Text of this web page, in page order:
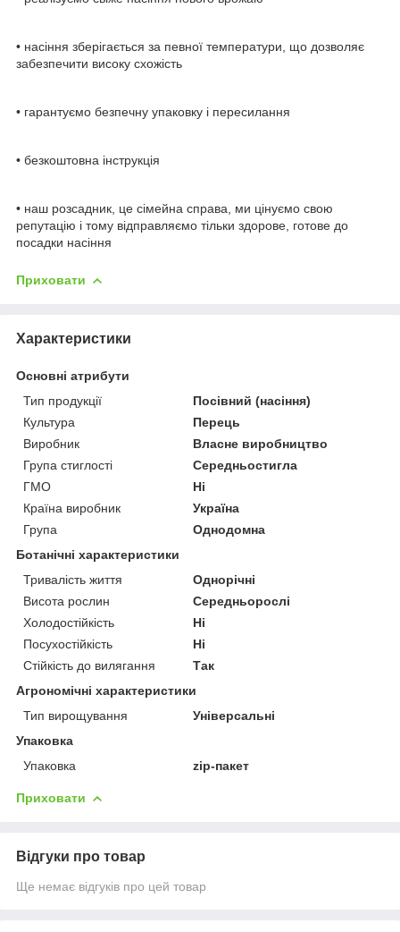
• насіння зберігається за певної температури, що дозволяє
забезпечити високу схожість
• гарантуємо безпечну упаковку і пересилання
• безкоштовна інструкція
• наш розсадник, це сімейна справа, ми цінуємо свою
репутацію і тому відправляємо тільки здорове, готове до
посадки насіння
Приховати
Характеристики
Основні атрибути
Тип продукції
Посівний (насіння)
Культура
Перець
Виробник
Власне виробництво
Група стиглості
Середньостигла
ГМО
Ні
Країна виробник
Україна
Група
Однодомна
Ботанічні характеристики
Тривалість життя
Однорічні
Висота рослин
Середньорослі
Холодостійкість
Ні
Посухостійкість
Ні
Стійкість до вилягання
Так
Агрономічні характеристики
Тип вирощування
Універсальні
Упаковка
Упаковка
zip-пакет
Приховати
Відгуки про товар
Ще немає відгуків про цей товар